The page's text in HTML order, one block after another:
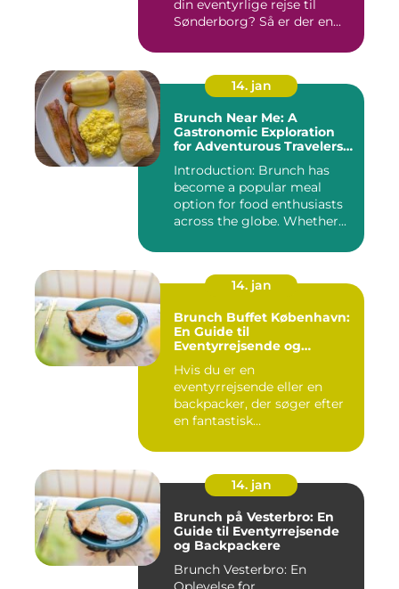
din eventyrlige rejse til
Sønderborg? Så er der en...
14. jan
Brunch Near Me: A
Gastronomic Exploration
for Adventurous Travelers
Introduction: Brunch has
become a popular meal
option for food enthusiasts
across the globe. Whether...
14. jan
Brunch Buffet København:
En Guide til
Eventyrrejsende og
Hvis du er en
eventyrrejsende eller en
backpacker, der søger efter
en fantastisk
14. jan
Brunch på Vesterbro: En
Guide til Eventyrrejsende
og Backpackere
Brunch Vesterbro: En